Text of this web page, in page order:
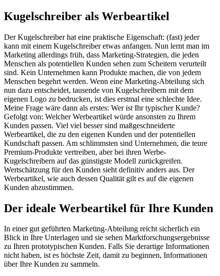
Kugelschreiber als Werbeartikel
Der Kugelschreiber hat eine praktische Eigenschaft: (fast) jeder
kann mit einem Kugelschreiber etwas anfangen. Nun lernt man im
Marketing allerdings früh, dass Marketing-Strategien, die jeden
Menschen als potentiellen Kunden sehen zum Scheitern verurteilt
sind. Kein Unternehmen kann Produkte machen, die von jedem
Menschen begehrt werden. Wenn eine Marketing-Abteilung sich
nun dazu entscheidet, tausende von Kugelschreibern mit dem
eigenen Logo zu bedrucken, ist dies erstmal eine schlechte Idee.
Meine Frage wäre dann als erstes: Wer ist Ihr typischer Kunde?
Gefolgt von: Welcher Werbeartikel würde ansonsten zu Ihrem
Kunden passen. Viel viel besser sind maßgeschneiderte
Werbeartikel, die zu den eigenen Kunden und der potentiellen
Kundschaft passen. Am schlimmsten sind Unternehmen, die teure
Premium-Produkte vertreiben, aber bei ihren Werbe-
Kugelschreibern auf das günstigste Modell zurückgreifen.
Wertschätzung für den Kunden sieht definitiv anders aus. Der
Werbeartikel, wie auch dessen Qualität gilt es auf die eigenen
Kunden abzustimmen.
Der ideale Werbeartikel für Ihre Kunden
In einer gut geführten Marketing-Abteilung reicht sicherlich ein
Blick in Ihre Unterlagen und sie sehen Marktforschungsergebnisse
zu Ihren prototypischen Kunden. Falls Sie derartige Informationen
nicht haben, ist es höchste Zeit, damit zu beginnen, Informationen
über Ihre Kunden zu sammeln.